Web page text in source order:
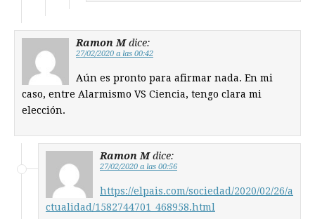
Ramon M dice:
27/02/2020 a las 00:42
Aún es pronto para afirmar nada. En mi
caso, entre Alarmismo VS Ciencia, tengo clara mi
elección.
Ramon M dice:
27/02/2020 a las 00:56
https://elpais.com/sociedad/2020/02/26/a
ctualidad/1582744701_468958.html